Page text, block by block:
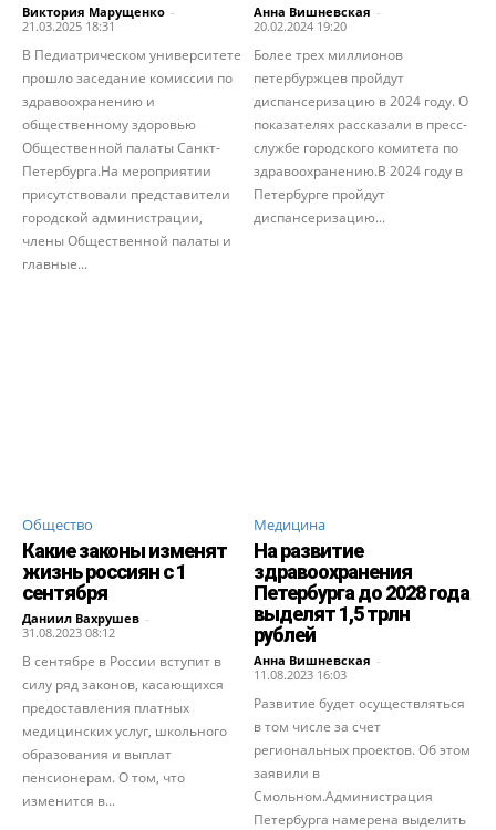
Виктория Марущенко -
21.03.2025 18:31
В Педиатрическом университете
прошло заседание комиссии по
здравоохранению и
общественному здоровью
Общественной палаты Санкт-
Петербурга.На мероприятии
присутствовали представители
городской администрации,
члены Общественной палаты и
главные...
Анна Вишневская -
20.02.2024 19:20
Более трех миллионов
петербуржцев пройдут
диспансеризацию в 2024 году. О
показателях рассказали в пресс-
службе городского комитета по
здравоохранению.В 2024 году в
Петербурге пройдут
диспансеризацию...
Общество
Какие законы изменят
жизнь россиян с 1
сентября
Даниил Вахрушев -
31.08.2023 08:12
В сентябре в России вступит в
силу ряд законов, касающихся
предоставления платных
медицинских услуг, школьного
образования и выплат
пенсионерам. О том, что
изменится в...
Медицина
На развитие
здравоохранения
Петербурга до 2028 года
выделят 1,5 трлн
рублей
Анна Вишневская -
11.08.2023 16:03
Развитие будет осуществляться
в том числе за счет
региональных проектов. Об этом
заявили в
Смольном.Администрация
Петербурга намерена выделить